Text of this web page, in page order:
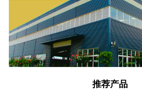
推荐产品